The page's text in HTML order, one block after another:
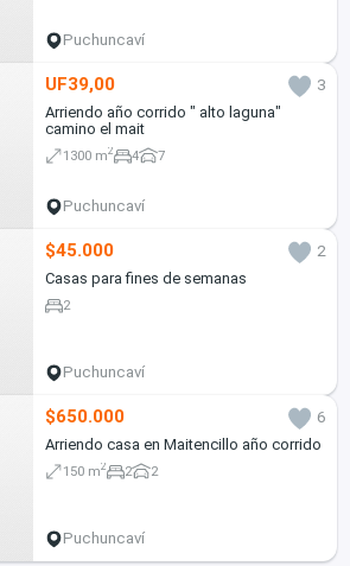
Puchuncaví
UF39,00
3
Arriendo año corrido " alto laguna"
camino el mait
1300 m2 4 7
Puchuncaví
$45.000
2
Casas para fines de semanas
2
Puchuncaví
$650.000
6
Arriendo casa en Maitencillo año corrido
150 m2 2 2
Puchuncaví